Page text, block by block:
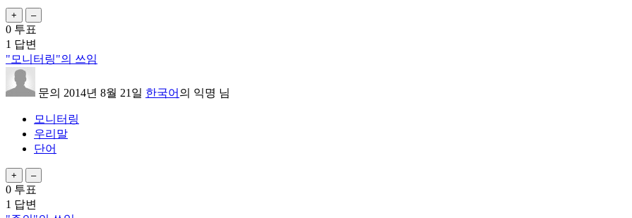
0 투표
1 답변
"모니터링"의 쓰임
문의 2014년 8월 21일 한국어 의 익명 님
모니터링
우리말
단어
0 투표
1 답변